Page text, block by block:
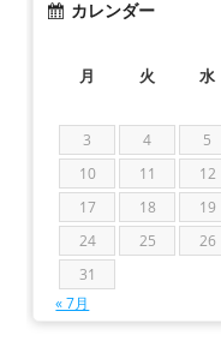
カレンダー
月 火 水
3
4 5
10
11 12
17
18 19
24
25 26
31
« 7月